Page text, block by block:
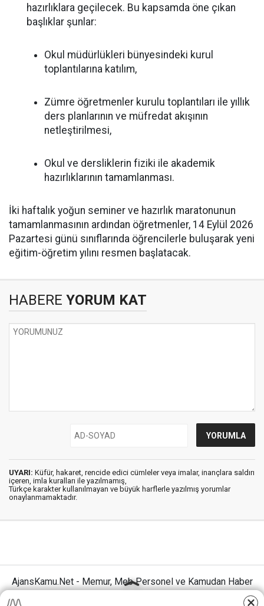
hazırlıklara geçilecek. Bu kapsamda öne çıkan
başlıklar şunlar:
Okul müdürlükleri bünyesindeki kurul
toplantılarına katılım,
Zümre öğretmenler kurulu toplantıları ile yıllık
ders planlarının ve müfredat akışının
netleştirilmesi,
Okul ve dersliklerin fiziki ile akademik
hazırlıklarının tamamlanması.
İki haftalık yoğun seminer ve hazırlık maratonunun
tamamlanmasının ardından öğretmenler, 14 Eylül 2026
Pazartesi günü sınıflarında öğrencilerle buluşarak yeni
eğitim-öğretim yılını resmen başlatacak.
HABERE YORUM KAT
UYARI: Küfür, hakaret, rencide edici cümleler veya imalar, inançlara saldırı
içeren, imla kuralları ile yazılmamış,
Türkçe karakter kullanılmayan ve büyük harflerle yazılmış yorumlar
onaylanmamaktadır.
AjansKamu.Net - Memur, Meb Personel ve Kamudan Haber